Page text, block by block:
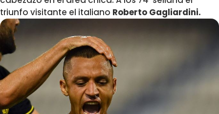
triunfo visitante el italiano Roberto Gagliardini.